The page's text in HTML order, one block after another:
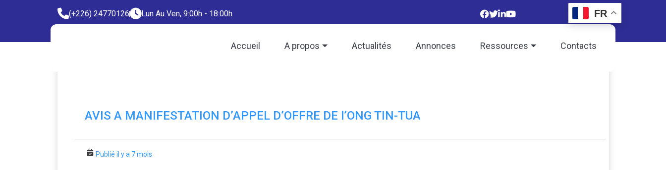
(+226) 24770126 Lun Au Ven, 9:00h - 18:00h
Accueil A propos Actualités Annonces Ressources Contacts
AVIS A MANIFESTATION D’APPEL D’OFFRE DE l’ONG TIN-TUA
Publié il y a 7 mois
FR